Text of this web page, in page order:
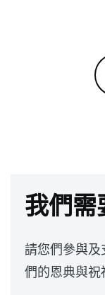
我們需
請您們參與
們的恩典與祝